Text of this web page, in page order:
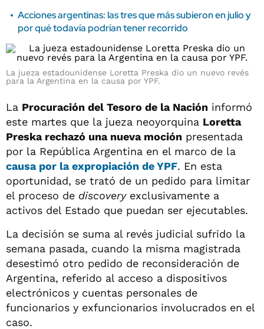
Acciones argentinas: las tres que más subieron en julio y
por qué todavía podrían tener recorrido
La jueza estadounidense Loretta Preska dio un nuevo revés
para la Argentina en la causa por YPF.
La Procuración del Tesoro de la Nación informó
este martes que la jueza neoyorquina Loretta
Preska rechazó una nueva moción presentada
por la República Argentina en el marco de la
causa por la expropiación de YPF. En esta
oportunidad, se trató de un pedido para limitar
el proceso de discoveryexclusivamente a
activos del Estado que puedan ser ejecutables.
La decisión se suma al revés judicial sufrido la
semana pasada, cuando la misma magistrada
desestimó otro pedido de reconsideración de
Argentina, referido al acceso a dispositivos
electrónicos y cuentas personales de
funcionarios y exfuncionarios involucrados en el
caso.